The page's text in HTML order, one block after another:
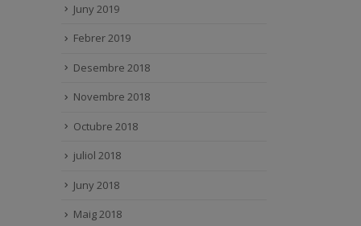
Juny 2019
Febrer 2019
Desembre 2018
Novembre 2018
Octubre 2018
juliol 2018
Juny 2018
Maig 2018